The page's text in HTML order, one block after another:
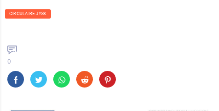
CIRCULAIRE JYSK
0